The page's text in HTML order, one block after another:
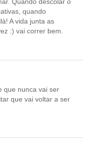
quando
A vida junta as
:) vai correr bem.
que nunca vai ser
que vai voltar a ser